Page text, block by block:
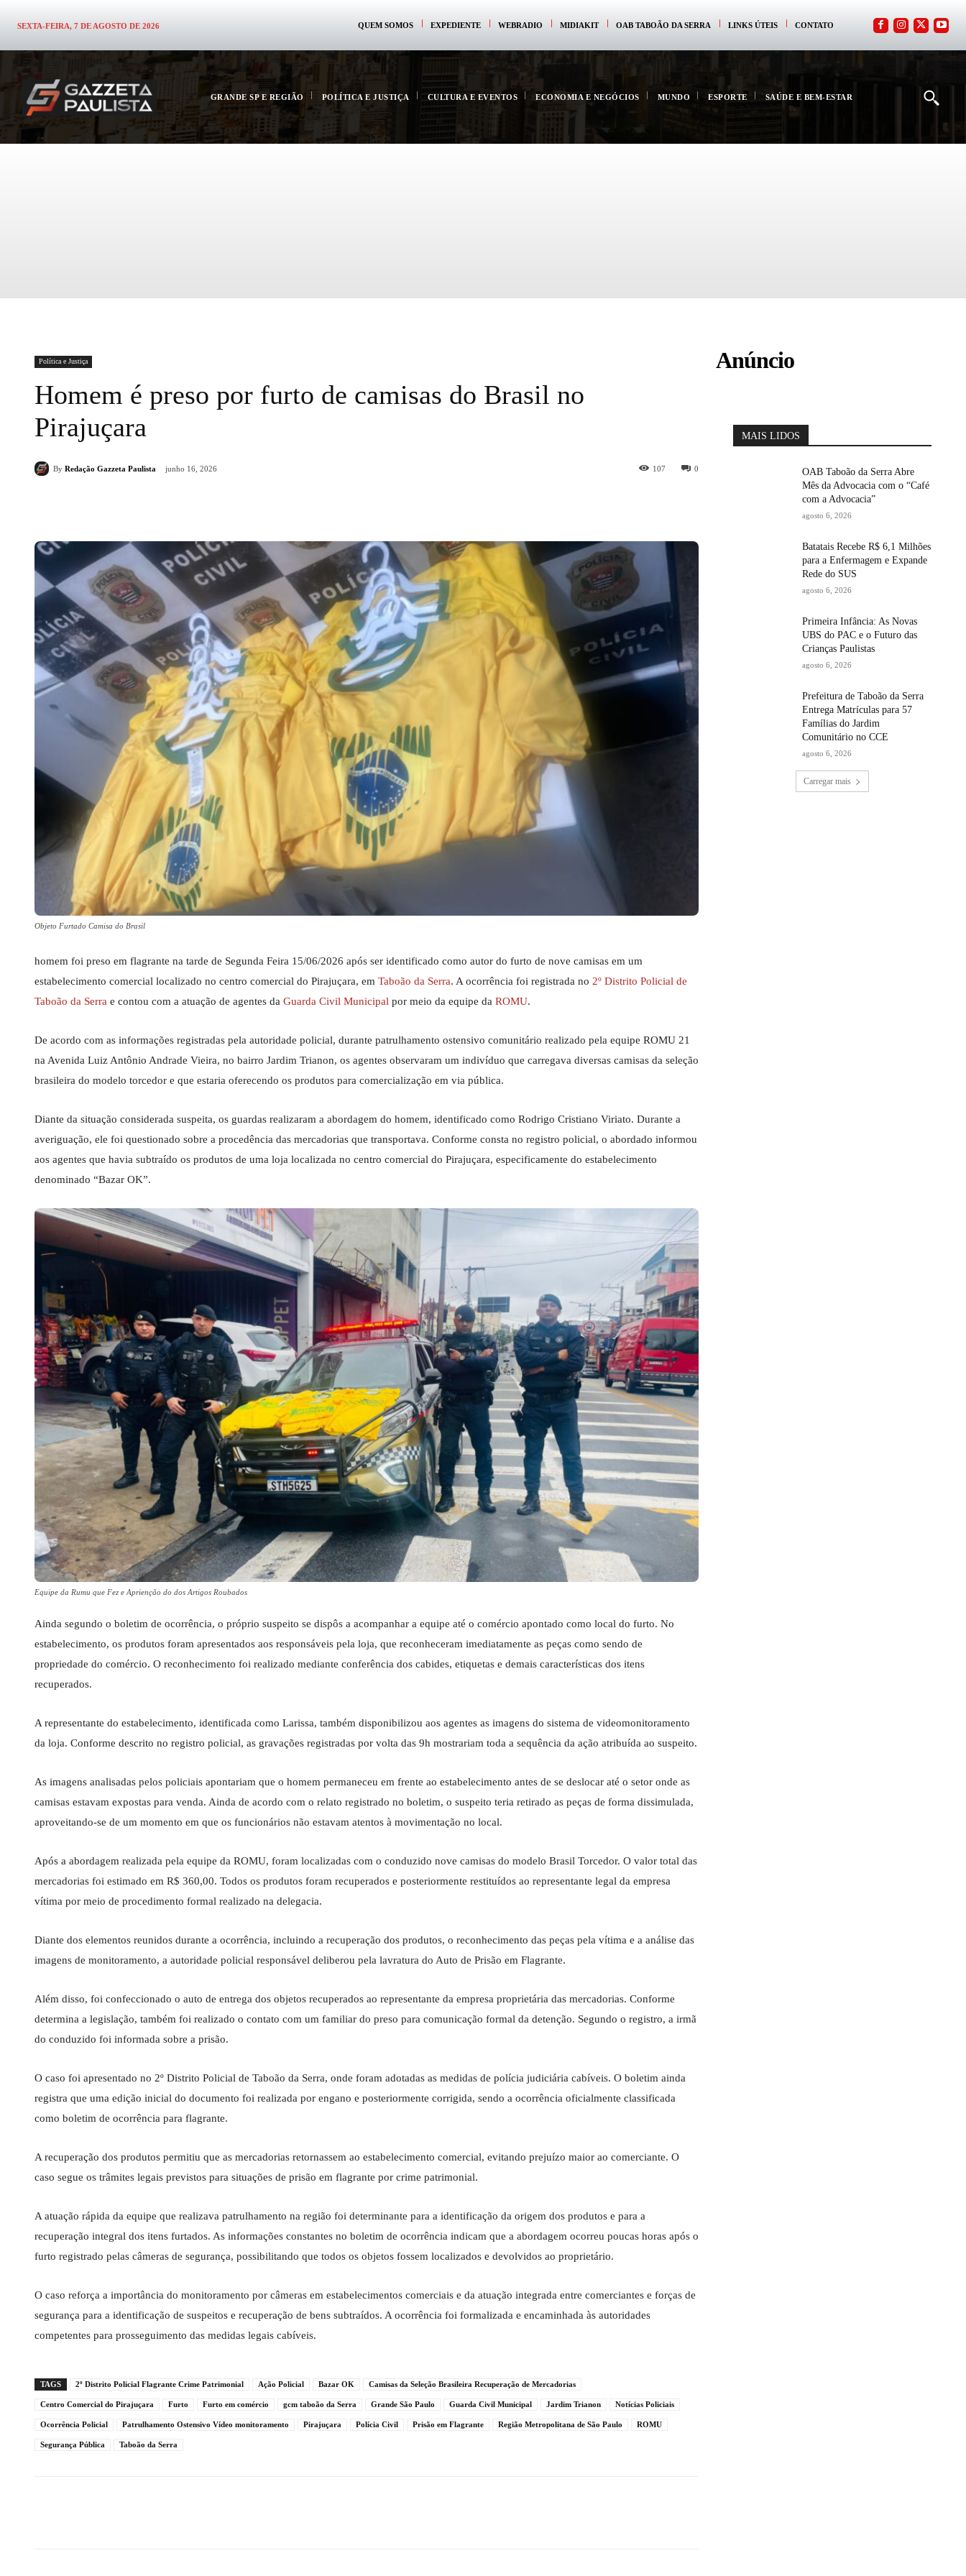
SEXTA-FEIRA, 7 DE AGOSTO DE 2026 QUEM SOMOS EXPEDIENTE WEBRADIO MIDIAKIT OAB TABOÃO DA SERRA LINKS ÚTEIS CONTATO
GRANDE SP E REGIÃO POLÍTICA E JUSTIÇA CULTURA E EVENTOS ECONOMIA E NEGÓCIOS MUNDO ESPORTE SAÚDE E BEM-ESTAR
Política e Justiça
Homem é preso por furto de camisas do Brasil no
Pirajuçara
By Redação Gazzeta Paulista junho 16, 2026 0
107
Objeto Furtado Camisa do Brasil
homem foi preso em flagrante na tarde de Segunda Feira 15/06/2026 após ser identificado como autor do furto de nove camisas em um
estabelecimento comercial localizado no centro comercial do Pirajuçara, em Taboão da Serra. A ocorrência foi registrada no 2º Distrito Policial de
Taboão da Serra e contou com a atuação de agentes da Guarda Civil Municipal por meio da equipe da ROMU.
De acordo com as informações registradas pela autoridade policial, durante patrulhamento ostensivo comunitário realizado pela equipe ROMU 21
na Avenida Luiz Antônio Andrade Vieira, no bairro Jardim Trianon, os agentes observaram um indivíduo que carregava diversas camisas da seleção
brasileira do modelo torcedor e que estaria oferecendo os produtos para comercialização em via pública.
Diante da situação considerada suspeita, os guardas realizaram a abordagem do homem, identificado como Rodrigo Cristiano Viriato. Durante a
averiguação, ele foi questionado sobre a procedência das mercadorias que transportava. Conforme consta no registro policial, o abordado informou
aos agentes que havia subtraído os produtos de uma loja localizada no centro comercial do Pirajuçara, especificamente do estabelecimento
denominado “Bazar OK”.
Equipe da Rumu que Fez e Aprienção do dos Artigos Roubados
Ainda segundo o boletim de ocorrência, o próprio suspeito se dispôs a acompanhar a equipe até o comércio apontado como local do furto. No
estabelecimento, os produtos foram apresentados aos responsáveis pela loja, que reconheceram imediatamente as peças como sendo de
propriedade do comércio. O reconhecimento foi realizado mediante conferência dos cabides, etiquetas e demais características dos itens
recuperados.
A representante do estabelecimento, identificada como Larissa, também disponibilizou aos agentes as imagens do sistema de videomonitoramento
da loja. Conforme descrito no registro policial, as gravações registradas por volta das 9h mostrariam toda a sequência da ação atribuída ao suspeito.
As imagens analisadas pelos policiais apontariam que o homem permaneceu em frente ao estabelecimento antes de se deslocar até o setor onde as
camisas estavam expostas para venda. Ainda de acordo com o relato registrado no boletim, o suspeito teria retirado as peças de forma dissimulada,
aproveitando-se de um momento em que os funcionários não estavam atentos à movimentação no local.
Após a abordagem realizada pela equipe da ROMU, foram localizadas com o conduzido nove camisas do modelo Brasil Torcedor. O valor total das
mercadorias foi estimado em R$ 360,00. Todos os produtos foram recuperados e posteriormente restituídos ao representante legal da empresa
vítima por meio de procedimento formal realizado na delegacia.
Diante dos elementos reunidos durante a ocorrência, incluindo a recuperação dos produtos, o reconhecimento das peças pela vítima e a análise das
imagens de monitoramento, a autoridade policial responsável deliberou pela lavratura do Auto de Prisão em Flagrante.
Além disso, foi confeccionado o auto de entrega dos objetos recuperados ao representante da empresa proprietária das mercadorias. Conforme
determina a legislação, também foi realizado o contato com um familiar do preso para comunicação formal da detenção. Segundo o registro, a irmã
do conduzido foi informada sobre a prisão.
O caso foi apresentado no 2º Distrito Policial de Taboão da Serra, onde foram adotadas as medidas de polícia judiciária cabíveis. O boletim ainda
registra que uma edição inicial do documento foi realizada por engano e posteriormente corrigida, sendo a ocorrência oficialmente classificada
como boletim de ocorrência para flagrante.
A recuperação dos produtos permitiu que as mercadorias retornassem ao estabelecimento comercial, evitando prejuízo maior ao comerciante. O
caso segue os trâmites legais previstos para situações de prisão em flagrante por crime patrimonial.
A atuação rápida da equipe que realizava patrulhamento na região foi determinante para a identificação da origem dos produtos e para a
recuperação integral dos itens furtados. As informações constantes no boletim de ocorrência indicam que a abordagem ocorreu poucas horas após o
furto registrado pelas câmeras de segurança, possibilitando que todos os objetos fossem localizados e devolvidos ao proprietário.
O caso reforça a importância do monitoramento por câmeras em estabelecimentos comerciais e da atuação integrada entre comerciantes e forças de
segurança para a identificação de suspeitos e recuperação de bens subtraídos. A ocorrência foi formalizada e encaminhada às autoridades
competentes para prosseguimento das medidas legais cabíveis.
TAGS 2º Distrito Policial Flagrante Crime Patrimonial Ação Policial Bazar OK Camisas da Seleção Brasileira Recuperação de Mercadorias
Centro Comercial do Pirajuçara Furto Furto em comércio gcm taboão da Serra Grande São Paulo Guarda Civil Municipal Jardim Trianon Notícias Policiais
Ocorrência Policial Patrulhamento Ostensivo Vídeo monitoramento Pirajuçara Polícia Civil Prisão em Flagrante Região Metropolitana de São Paulo ROMU
Segurança Pública Taboão da Serra
Anúncio
MAIS LIDOS
OAB Taboão da Serra Abre
Mês da Advocacia com o “Café
com a Advocacia”
agosto 6, 2026
Batatais Recebe R$ 6,1 Milhões
para a Enfermagem e Expande
Rede do SUS
agosto 6, 2026
Primeira Infância: As Novas
UBS do PAC e o Futuro das
Crianças Paulistas
agosto 6, 2026
Prefeitura de Taboão da Serra
Entrega Matrículas para 57
Famílias do Jardim
Comunitário no CCE
agosto 6, 2026
Carregar mais